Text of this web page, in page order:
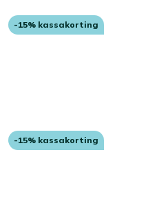
-15% kassakorting
-15% kassakorting